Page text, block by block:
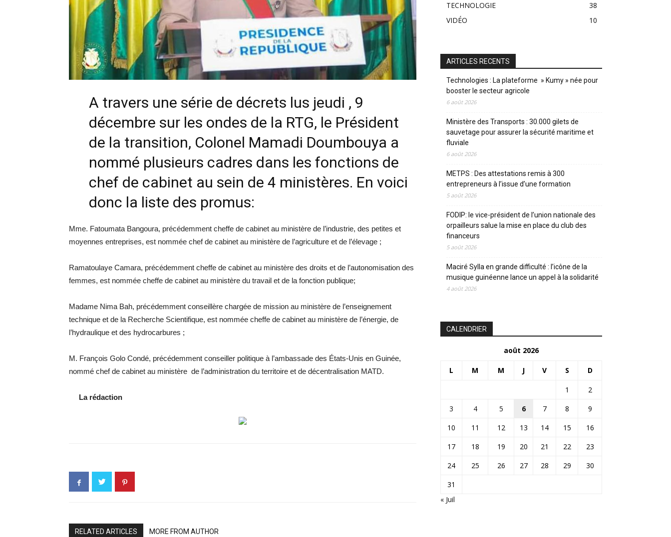
A travers une série de décrets lus jeudi , 9
décembre sur les ondes de la RTG, le Président
de la transition, Colonel Mamadi Doumbouya a
nommé plusieurs cadres dans les fonctions de
chef de cabinet au sein de 4 ministères. En voici
donc la liste des promus:
Mme. Fatoumata Bangoura, précédemment cheffe de cabinet au ministère de l’industrie, des petites et
moyennes entreprises, est nommée chef de cabinet au ministère de l’agriculture et de l’élevage ;
Ramatoulaye Camara, précédemment cheffe de cabinet au ministère des droits et de l’autonomisation des
femmes, est nommée cheffe de cabinet au ministère du travail et de la fonction publique;
Madame Nima Bah, précédemment conseillère chargée de mission au ministère de l’enseignement
technique et de la Recherche Scientifique, est nommée cheffe de cabinet au ministère de l’énergie, de
l’hydraulique et des hydrocarbures ;
M. François Golo Condé, précédemment conseiller politique à l’ambassade des États-Unis en Guinée,
nommé chef de cabinet au ministère de l’administration du territoire et de décentralisation MATD.
La rédaction
RELATED ARTICLES MORE FROM AUTHOR
TECHNOLOGIE
38
VIDÉO
10
ARTICLES RECENTS
Technologies : La plateforme » Kumy » née pour
booster le secteur agricole
6 août 2026
Ministère des Transports : 30.000 gilets de
sauvetage pour assurer la sécurité maritime et
fluviale
6 août 2026
METPS : Des attestations remis à 300
entrepreneurs à l’issue d’une formation
5 août 2026
FODIP: le vice-président de l’union nationale des
orpailleurs salue la mise en place du club des
financeurs
5 août 2026
Maciré Sylla en grande difficulté : l’icône de la
musique guinéenne lance un appel à la solidarité
4 août 2026
CALENDRIER
août 2026
L M M J V S D
1
2
3
4 5 6 7 8
9
10
11 12 13 14 15
16
17
18 19 20 21 22
23
24
25 26 27 28 29
30
31
« Juil